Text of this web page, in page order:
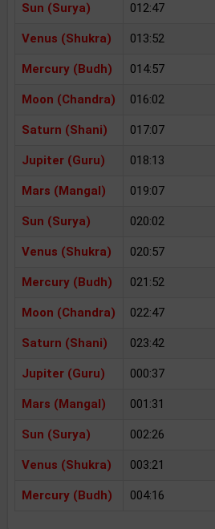
Sun (Surya) 012:47
Venus (Shukra) 013:52
Mercury (Budh) 014:57
Moon (Chandra) 016:02
Saturn (Shani) 017:07
Jupiter (Guru) 018:13
Mars (Mangal) 019:07
Sun (Surya) 020:02
Venus (Shukra) 020:57
Mercury (Budh) 021:52
Moon (Chandra) 022:47
Saturn (Shani) 023:42
Jupiter (Guru) 000:37
Mars (Mangal) 001:31
Sun (Surya) 002:26
Venus (Shukra) 003:21
Mercury (Budh) 004:16